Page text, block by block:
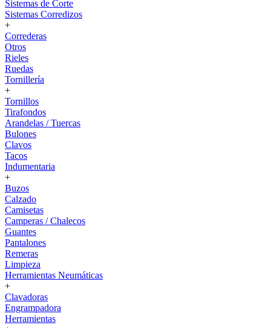
Sistemas de Corte
Sistemas Corredizos
+
Correderas
Otros
Rieles
Ruedas
Tornillería
+
Tornillos
Tirafondos
Arandelas / Tuercas
Bulones
Clavos
Tacos
Indumentaria
+
Buzos
Calzado
Camisetas
Camperas / Chalecos
Guantes
Pantalones
Remeras
Limpieza
Herramientas Neumáticas
+
Clavadoras
Engrampadora
Herramientas